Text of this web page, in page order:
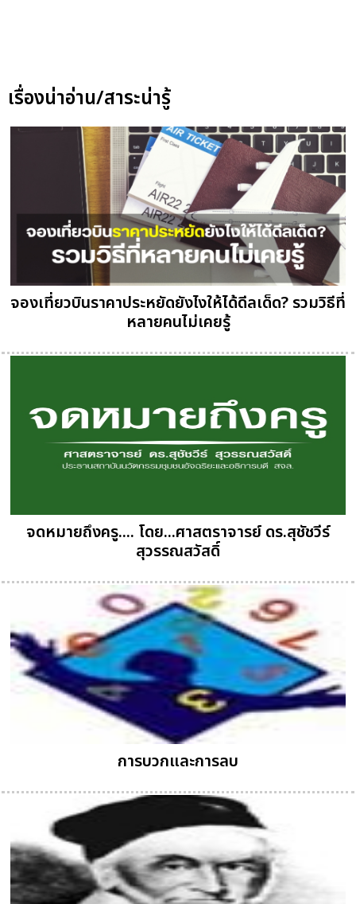
เรื่องน่าอ่าน/สาระน่ารู้
จองเที่ยวบินราคาประหยัดยังไงให้ได้ดีลเด็ด? รวมวิธีที่
หลายคนไม่เคยรู้
จดหมายถึงครู.... โดย...ศาสตราจารย์ ดร.สุชัชวีร์
สุวรรณสวัสดิ์
การบวกและการลบ